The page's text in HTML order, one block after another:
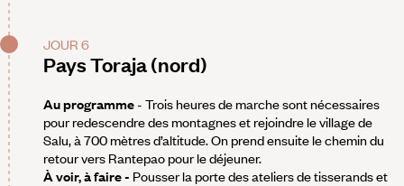
JOUR 6
Pays Toraja (nord)
Au programme- Trois heures de marche sont nécessaires
pour redescendre des montagnes et rejoindre le village de
Salu, à 700 mètres d’altitude. On prend ensuite le chemin du
retour vers Rantepao pour le déjeuner.
À voir, à faire - Pousser la porte des ateliers de tisserands et